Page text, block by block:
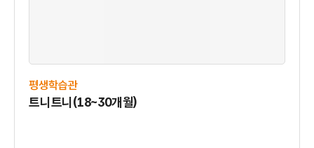
평생학습관
트니트니(18~30개월)